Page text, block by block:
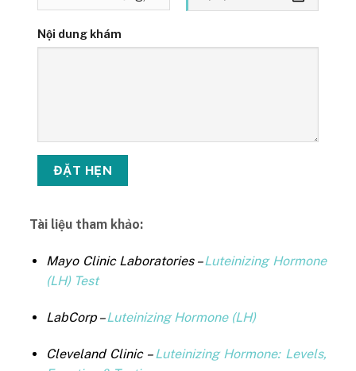
Nội dung khám
Tài liệu tham khảo:
Mayo Clinic Laboratories –Luteinizing Hormone
(LH) Test
LabCorp –Luteinizing Hormone (LH)
Cleveland Clinic – Luteinizing Hormone: Levels,